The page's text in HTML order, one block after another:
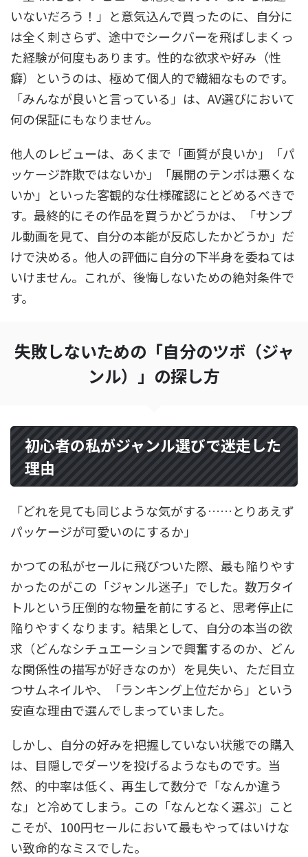
いないだろう！」と意気込んで買ったのに、自分に
は全く刺さらず、途中でシークバーを飛ばしまくっ
た経験が何度もあります。性的な欲求や好み（性
癖）というのは、極めて個人的で繊細なものです。
「みんなが良いと言っている」は、AV選びにおいて
何の保証にもなりません。
他人のレビューは、あくまで「画質が良いか」「パ
ッケージ詐欺ではないか」「展開のテンポは悪くな
いか」といった客観的な仕様確認にとどめるべきで
す。最終的にその作品を買うかどうかは、「サンプ
ル動画を見て、自分の本能が反応したかどうか」だ
けで決める。他人の評価に自分の下半身を委ねては
いけません。これが、後悔しないための絶対条件で
す。
失敗しないための「自分のツボ（ジャ
ンル）」の探し方
初心者の私がジャンル選びで迷走した
理由
「どれを見ても同じような気がする……とりあえず
パッケージが可愛いのにするか」
かつての私がセールに飛びついた際、最も陥りやす
かったのがこの「ジャンル迷子」でした。数万タイ
トルという圧倒的な物量を前にすると、思考停止に
陥りやすくなります。結果として、自分の本当の欲
求（どんなシチュエーションで興奮するのか、どん
な関係性の描写が好きなのか）を見失い、ただ目立
つサムネイルや、「ランキング上位だから」という
安直な理由で選んでしまっていました。
しかし、自分の好みを把握していない状態での購入
は、目隠しでダーツを投げるようなものです。当
然、的中率は低く、再生して数分で「なんか違う
な」と冷めてしまう。この「なんとなく選ぶ」こと
こそが、100円セールにおいて最もやってはいけな
い致命的なミスでした。